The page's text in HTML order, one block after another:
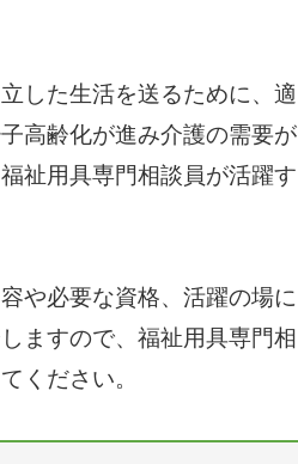
した生活を送るために、適
高齢化が進み介護の需要が
祉用具専門相談員が活躍す
や必要な資格、活躍の場に
ますので、福祉用具専門相
ください。